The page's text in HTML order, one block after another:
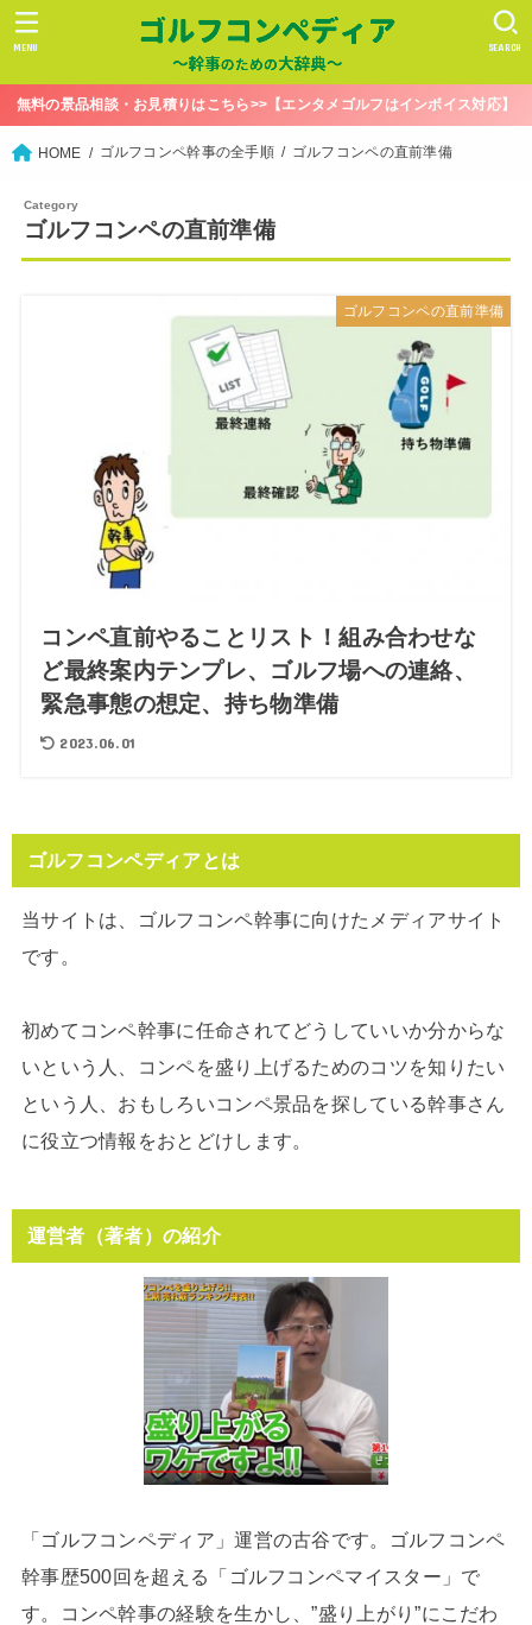
SEARCH
MENU
無料の景品相談・お見積りはこちら>>【エンタメゴルフはインボイス対応】
HOME ゴルフコンペ幹事の全手順 ゴルフコンペの直前準備
ゴルフコンペの直前準備
ゴルフコンペの直前準備
コンペ直前やることリスト！組み合わせな
ど最終案内テンプレ、ゴルフ場への連絡、
緊急事態の想定、持ち物準備
2023.06.01
ゴルフコンペディアとは
当サイトは、ゴルフコンペ幹事に向けたメディアサイト
です。
初めてコンペ幹事に任命されてどうしていいか分からな
いという人、コンペを盛り上げるためのコツを知りたい
という人、おもしろいコンペ景品を探している幹事さん
に役立つ情報をおとどけします。
運営者（著者）の紹介
「ゴルフコンペディア」運営の古谷です。ゴルフコンペ
幹事歴500回を超える「ゴルフコンペマイスター」で
す。コンペ幹事の経験を生かし、”盛り上がり”にこだわ